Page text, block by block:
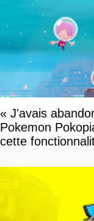
« J'avais
Pokemon
cette